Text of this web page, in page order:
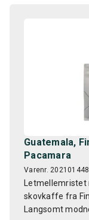
Guatemala,
Pacamara
Varenr. 202101448
Letmellemristet
skovkaffe fra
Langsomt